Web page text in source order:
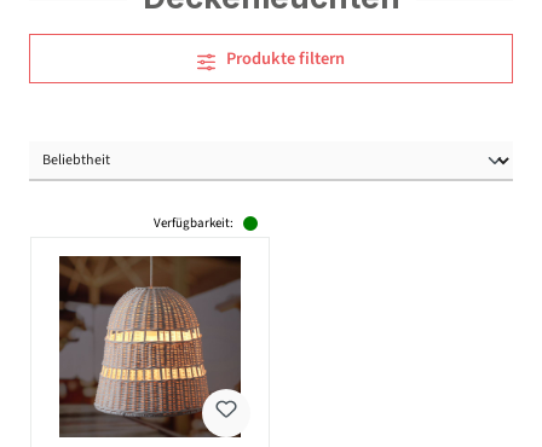
Produkte filtern
Verfügbarkeit: